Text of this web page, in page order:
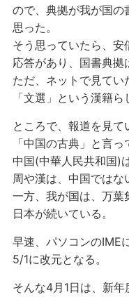
ので、典拠が我が国
思った。
そう思っていたら、
応答があり、国書典拠
ただ、ネットで見てい
「文選」という漢籍ら
ところで、報道を見
「中国の古典」と言
中国(中華人民共和国)
周や漢は、中国ではな
一方、我が国は、万葉
日本が続いている。
早速、パソコンのIME
5/1に改元となる。
そんな4月1日は、新年